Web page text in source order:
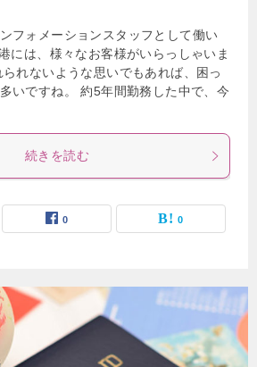
フォメーションスタッフとして働い
には、様々なお客様がいらっしゃいま
れないような思いでもあれば、困っ
いですね。 約5年間勤務した中で、今
続きを読む
0 0